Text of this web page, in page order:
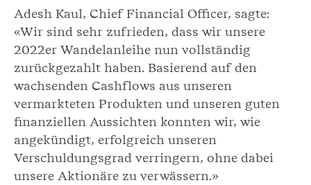
Adesh Kaul, Chief Financial Officer, sagte:
«Wir sind sehr zufrieden, dass wir unsere
2022er Wandelanleihe nun vollständig
zurückgezahlt haben. Basierend auf den
wachsenden Cashflows aus unseren
vermarkteten Produkten und unseren guten
finanziellen Aussichten konnten wir, wie
angekündigt, erfolgreich unseren
Verschuldungsgrad verringern, ohne dabei
unsere Aktionäre zu verwässern.»